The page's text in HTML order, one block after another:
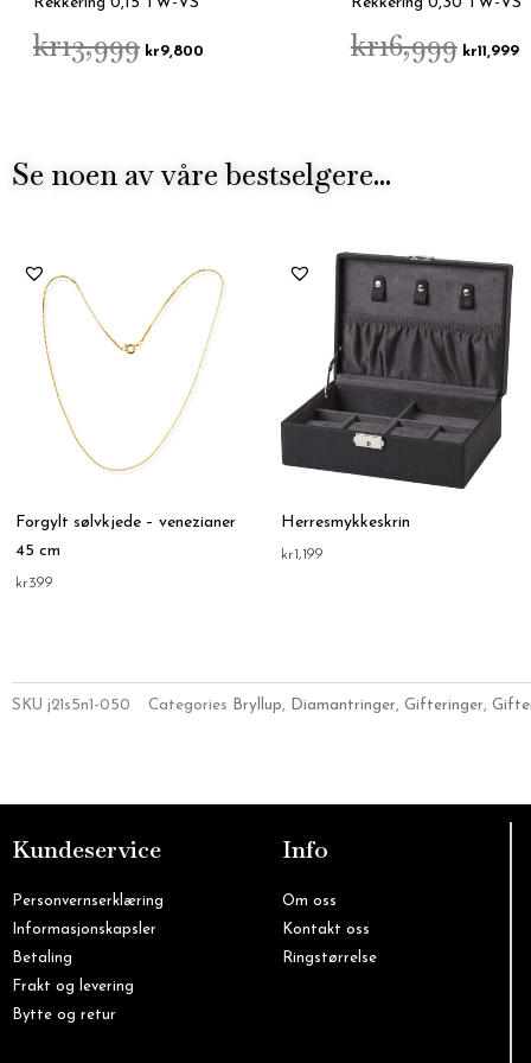
kr13,999 kr9,800 kr16,999 kr11,999
Se noen av våre bestselgere...
Forgylt sølvkjede – venezianer
45 cm
kr399
Herresmykkeskrin
kr1,199
SKU j21s5n1-050 Categories Bryllup, Diamantringer, Gifteringer,
Kundeservice
Personvernserklæring
Informasjonskapsler
Betaling
Frakt og levering
Bytte og retur
Info
Om oss
Kontakt oss
Ringstørrelse